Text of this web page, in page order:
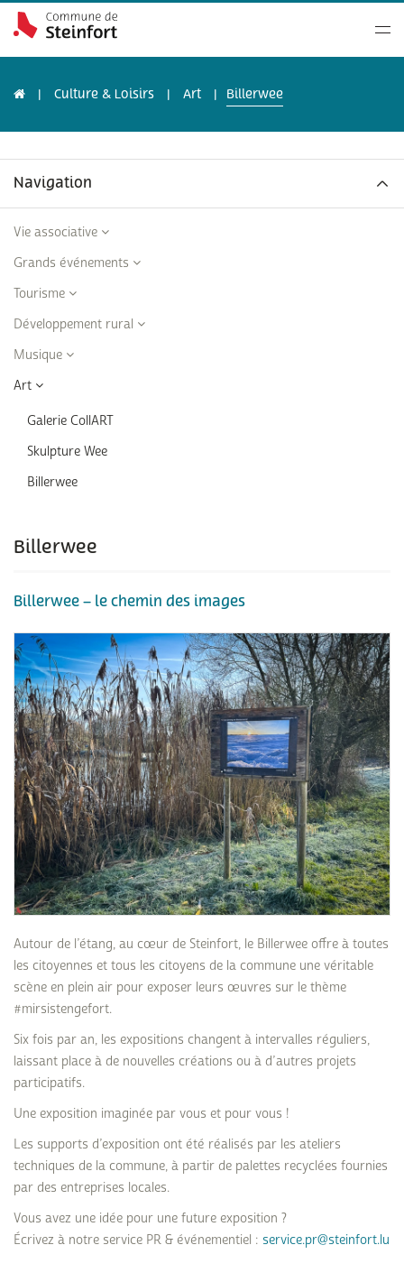
Culture & Loisirs Art Billerwee
Navigation
Vie associative
Grands événements
Tourisme
Développement rural
Musique
Art
Galerie CollART
Skulpture Wee
Billerwee
Billerwee
Billerwee – le chemin des images
Autour de l’étang, au cœur de Steinfort, le Billerwee offre à toutes
les citoyennes et tous les citoyens de la commune une véritable
scène en plein air pour exposer leurs œuvres sur le thème
#mirsistengefort.
Six fois par an, les expositions changent à intervalles réguliers,
laissant place à de nouvelles créations ou à d’autres projets
participatifs.
Une exposition imaginée par vous et pour vous !
Les supports d’exposition ont été réalisés par les ateliers
techniques de la commune, à partir de palettes recyclées fournies
par des entreprises locales.
Vous avez une idée pour une future exposition ?
Écrivez à notre service PR & événementiel : service.pr@steinfort.lu